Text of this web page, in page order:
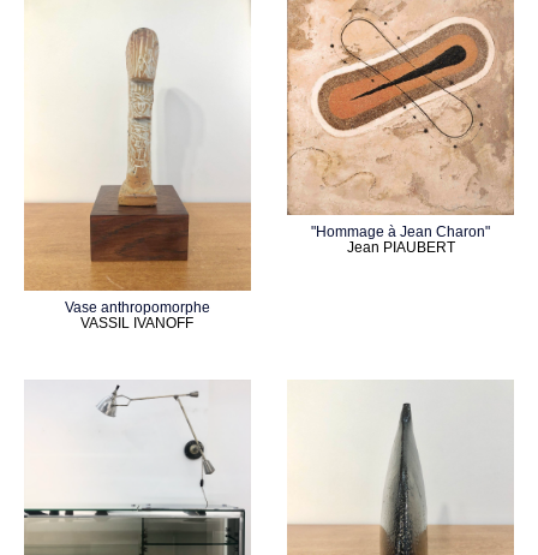
Vase anthropomorphe
VASSIL IVANOFF
"Hommage à Jean Charon"
Jean PIAUBERT